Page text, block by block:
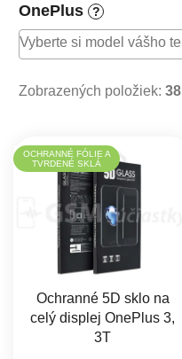
OnePlus ?
Zobrazených položiek: 38
Výpis produktov
OCHRANNÉ FÓLIE A
TVRDENÉ SKLÁ
Ochranné 5D sklo na
celý displej OnePlus 3,
3T